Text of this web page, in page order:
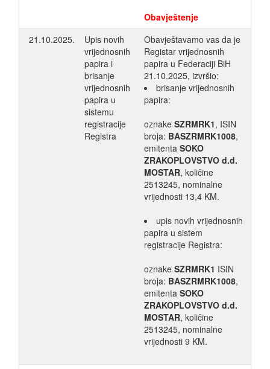
Obavještenje
21.10.2025.
Upis novih
vrijednosnih
papira i
brisanje
vrijednosnih
papira u
sistemu
registracije
Registra
Obavještavamo vas da je
Registar vrijednosnih
papira u Federaciji BiH
21.10.2025, izvršio:
brisanje vrijednosnih
papira:
oznake SZRMRK1, ISIN
broja: BASZRMRK1008,
emitenta SOKO
ZRAKOPLOVSTVO d.d.
MOSTAR, količine
2513245, nominalne
vrijednosti 13,4 KM.
upis novih vrijednosnih
papira u sistem
registracije Registra:
oznake SZRMRK1 ISIN
broja: BASZRMRK1008,
emitenta SOKO
ZRAKOPLOVSTVO d.d.
MOSTAR, količine
2513245, nominalne
vrijednosti 9 KM.